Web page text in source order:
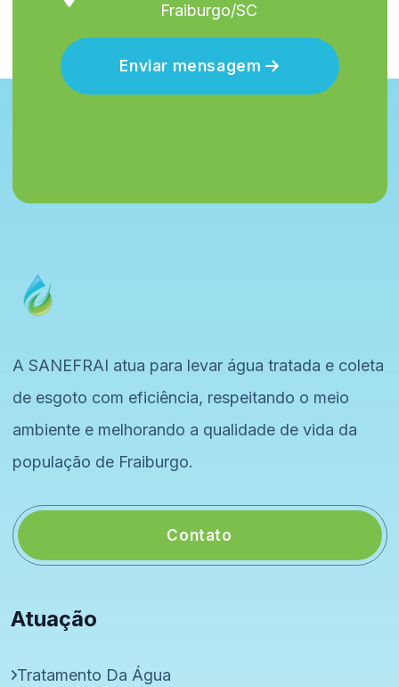
Fraiburgo/SC
Enviar mensagem
A SANEFRAI atua para levar água tratada e coleta
de esgoto com eficiência, respeitando o meio
ambiente e melhorando a qualidade de vida da
população de Fraiburgo.
Contato
Atuação
Tratamento Da Água